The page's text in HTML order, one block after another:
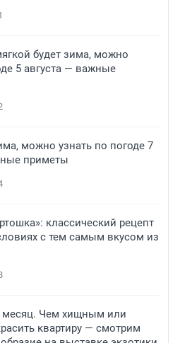
будет зима, можно
5 августа — важные
можно узнать по погоде 7
приметы
классический рецепт
с тем самым вкусом из
месяц. Чем хищным или
квартиру — смотрим